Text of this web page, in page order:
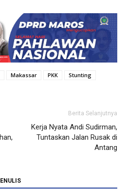
Makassar PKK
Stunting
Berita Selanjutnya
Kerja Nyata Andi Sudirman,
Tuntaskan Jalan Rusak di
Antang